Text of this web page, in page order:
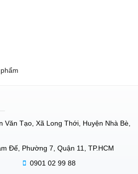
Văn Tạo, Xã Long Thới, Huyện Nhà Bè,
Đế, Phường 7, Quận 11, TP.HCM
0901 02 99 88